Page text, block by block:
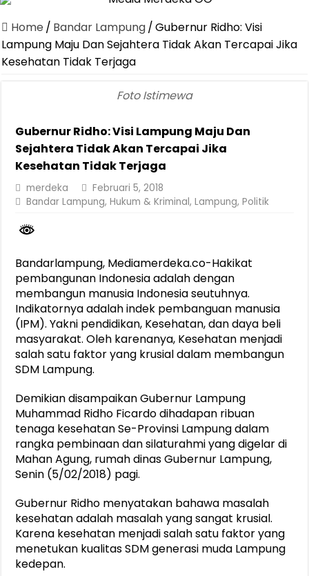
Canangkan Desa TAPIS dan Luncurkan Sekolah Lansia di
Pemprov Lampung Berhasil Kendalikan Inflasi, Jadi Provinsi
Pemprov Lampung Perkuat Pembangunan Rumah Layak Huni
Dirut Jasa Raharja Dampingi Wamenhub Tinjau Penanganan
Dirut Jasa Raharja Dampingi Wamenhub Tinjau Penanganan
Jasa Raharja Jamin Seluruh Korban Kebakaran KM Mutiara
Gubernur Mirza Ajak IAI Darul Fattah Cetak SDM Adaptif
Purnama Wulan Sari Mirza Buka SiSeSa Roadshow Lampung
Home / Bandar Lampung/Gubernur Ridho: Visi
Lampung Maju Dan Sejahtera Tidak Akan Tercapai Jika
Kesehatan Tidak Terjaga
Foto Istimewa
Gubernur Ridho: Visi Lampung Maju Dan
Sejahtera Tidak Akan Tercapai Jika
Kesehatan Tidak Terjaga
merdeka
Februari 5, 2018
Bandar Lampung,Hukum & Kriminal,Lampung,Politik
Bandarlampung, Mediamerdeka.co-Hakikat
pembangunan Indonesia adalah dengan
membangun manusia Indonesia seutuhnya.
Indikatornya adalah indek pembanguan manusia
(IPM). Yakni pendidikan, Kesehatan, dan daya beli
masyarakat. Oleh karenanya, Kesehatan menjadi
salah satu faktor yang krusial dalam membangun
SDM Lampung.
Demikian disampaikan Gubernur Lampung
Muhammad Ridho Ficardo dihadapan ribuan
tenaga kesehatan Se-Provinsi Lampung dalam
rangka pembinaan dan silaturahmi yang digelar di
Mahan Agung, rumah dinas Gubernur Lampung,
Senin (5/02/2018) pagi.
Gubernur Ridho menyatakan bahawa masalah
kesehatan adalah masalah yang sangat krusial.
Karena kesehatan menjadi salah satu faktor yang
menetukan kualitas SDM generasi muda Lampung
kedepan.